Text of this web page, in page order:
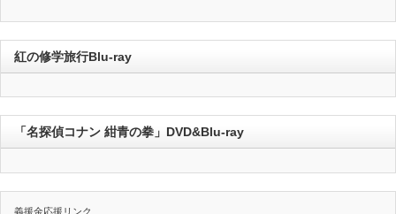
紅の修学旅行Blu-ray
「名探偵コナン 紺青の拳」DVD&Blu-ray
義援金応援リンク